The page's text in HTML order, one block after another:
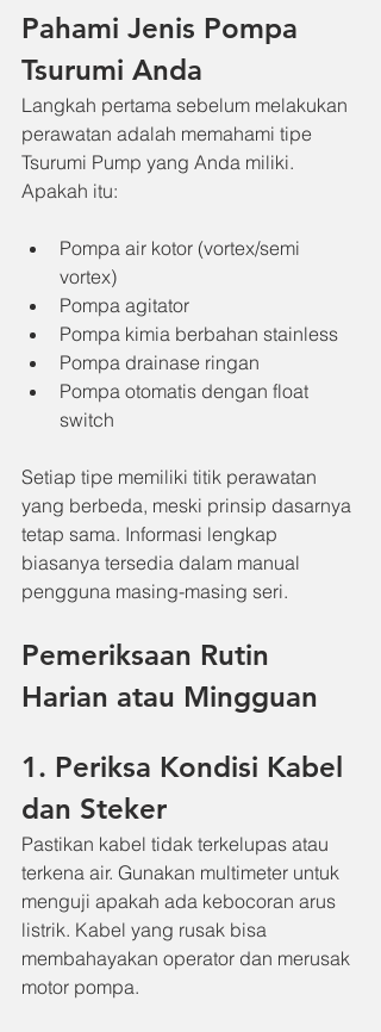
Pahami Jenis Pompa
Tsurumi Anda
Langkah pertama sebelum melakukan
perawatan adalah memahami tipe
Tsurumi Pump yang Anda miliki.
Apakah itu:
Pompa air kotor (vortex/semi
vortex)
Pompa agitator
Pompa kimia berbahan stainless
Pompa drainase ringan
Pompa otomatis dengan float
switch
Setiap tipe memiliki titik perawatan
yang berbeda, meski prinsip dasarnya
tetap sama. Informasi lengkap
biasanya tersedia dalam manual
pengguna masing-masing seri.
Pemeriksaan Rutin
Harian atau Mingguan
1. Periksa Kondisi Kabel
dan Steker
Pastikan kabel tidak terkelupas atau
terkena air. Gunakan multimeter untuk
menguji apakah ada kebocoran arus
listrik. Kabel yang rusak bisa
membahayakan operator dan merusak
motor pompa.